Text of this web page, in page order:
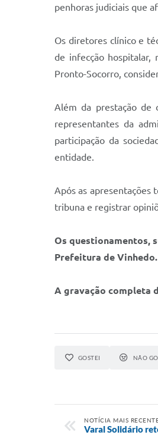
penhoras judiciais que
Os diretores clínico e
de infecção hospitalar,
Pronto-Socorro,
Além da prestação de
representantes da
participação da
entidade.
Após as apresentações
tribuna e registrar
Os questionamentos,
Prefeitura de Vinhedo.
A gravação completa
GOSTEI NÃO
NOTÍCIA MAIS
Varal Solidário